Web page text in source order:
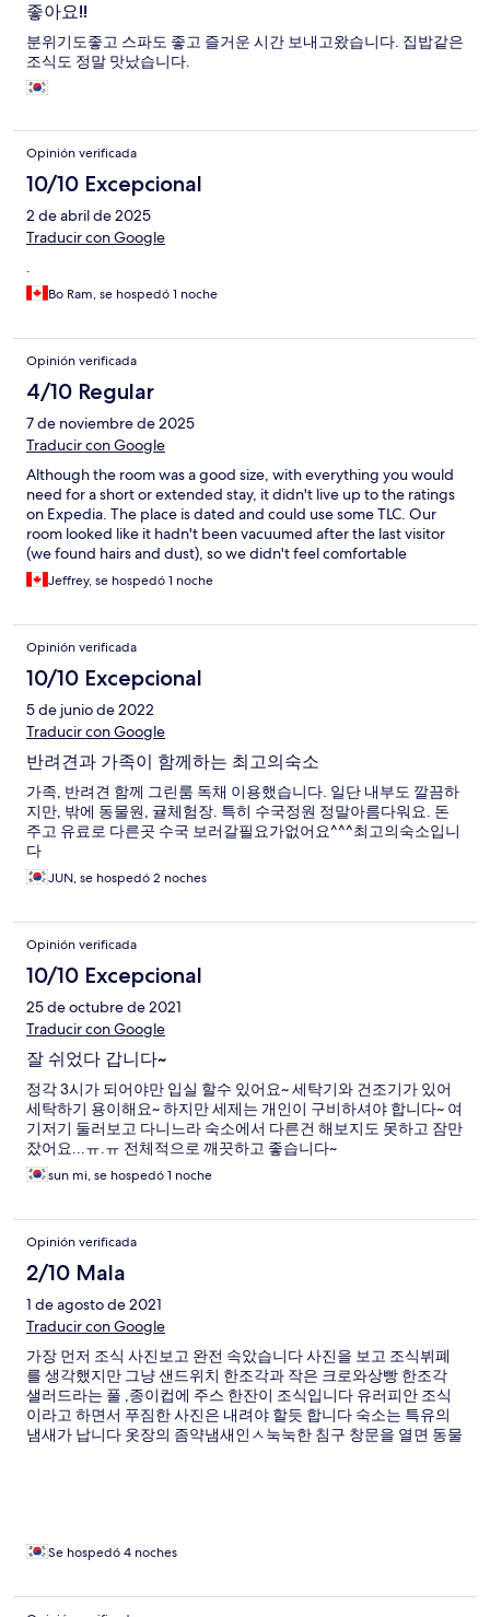
좋아요!!
분위기도좋고 스파도 좋고 즐거운 시간 보내고왔습니다. 집밥같은
조식도 정말 맛났습니다.
Opinión verificada
10/10 Excepcional
2 de abril de 2025
Traducir con Google
.
Bo Ram, se hospedó 1 noche
Opinión verificada
4/10 Regular
7 de noviembre de 2025
Traducir con Google
Although the room was a good size, with everything you would
need for a short or extended stay, it didn't live up to the ratings
on Expedia. The place is dated and could use some TLC. Our
room looked like it hadn't been vacuumed after the last visitor
(we found hairs and dust), so we didn't feel comfortable
unpacking and there was some damage to the bathroom door
that made it hard to slide open/closed. But a bed is a bed, and
to their petting zoo and orange picking. The petting zoo has
seen better days and only had a few animals so it really only a 10
minute experience. There were a ton of spiderwebs that made
it feel like it hadn't been cleaned in awhile. the orange picking
was a nice addition and although we came a little too early in the
season, we were able to find a few good oranges to snack on
during our trip.
Jeffrey, se hospedó 1 noche
Opinión verificada
10/10 Excepcional
5 de junio de 2022
Traducir con Google
반려견과 가족이 함께하는 최고의숙소
가족, 반려견 함께 그린룸 독채 이용했습니다. 일단 내부도 깔끔하
지만, 밖에 동물원, 귤체험장. 특히 수국정원 정말아름다워요. 돈
주고 유료로 다른곳 수국 보러갈필요가없어요^^^최고의숙소입니
다
JUN, se hospedó 2 noches
Opinión verificada
10/10 Excepcional
25 de octubre de 2021
Traducir con Google
잘 쉬었다 갑니다~
정각 3시가 되어야만 입실 할수 있어요~ 세탁기와 건조기가 있어
세탁하기 용이해요~ 하지만 세제는 개인이 구비하셔야 합니다~ 여
기저기 둘러보고 다니느라 숙소에서 다른건 해보지도 못하고 잠만
잤어요...ㅠ.ㅠ 전체적으로 깨끗하고 좋습니다~
sun mi, se hospedó 1 noche
Opinión verificada
2/10 Mala
1 de agosto de 2021
Traducir con Google
가장 먼저 조식 사진보고 완전 속았습니다 사진을 보고 조식뷔폐
를 생각했지만 그냥 샌드위치 한조각과 작은 크로와상빵 한조각
샐러드라는 풀 ,종이컵에 주스 한잔이 조식입니다 유러피안 조식
이라고 하면서 푸짐한 사진은 내려야 할듯 합니다 숙소는 특유의
냄새가 납니다 옷장의 좀약냄새인ㅅ눅눅한 침구 창문을 열면 동물
Se hospedó 4 noches